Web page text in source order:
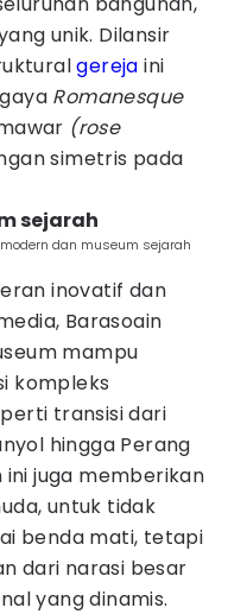
unik. Dilansir
gereja ini
Romanesque
(rose
simetris pada
sejarah
dan museum sejarah
inovatif dan
Barasoain
mampu
kompleks
transisi dari
hingga Perang
juga memberikan
untuk tidak
benda mati, tetapi
dari narasi besar
yang dinamis.